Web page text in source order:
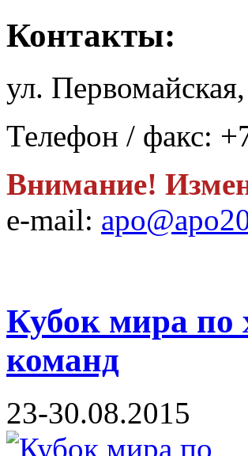
Контакты:
ул.
Телефон / факс:
Внимание!
e-mail:
Кубок мира по
команд
23-30.08.2015